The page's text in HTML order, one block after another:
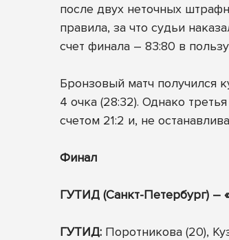
после двух неточных
правила, за что судьи
счет финала – 83:80 в
Бронзовый матч получился
4 очка (28:32). Однако
счетом 21:2 и, не
Финал
ГУТИД (Санкт-Петербург) – «
ГУТИД: Поротникова (20),